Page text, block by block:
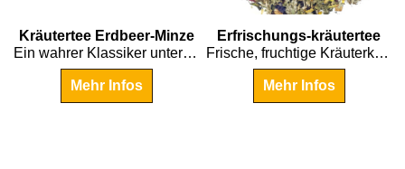
€ 6.00
Kräutertee Erdbeer-Minze
€6.95
Erfrischungs-kräutertee